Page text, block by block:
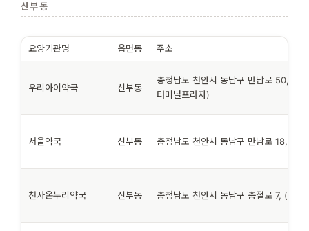
신부동
요양기관명 읍면동 주소
우리아이약국 신부동
충청남도 천안시 동남구 만남로 50, 1층
터미널프라자)
서울약국 신부동 충청남도 천안시 동남구 만남로 18, 1층
천사온누리약국 신부동 충청남도 천안시 동남구 충절로 7, (신부